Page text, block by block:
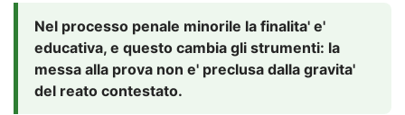
Nel processo penale minorile la finalita' e'
educativa, e questo cambia gli strumenti: la
messa alla prova non e' preclusa dalla gravita'
del reato contestato.